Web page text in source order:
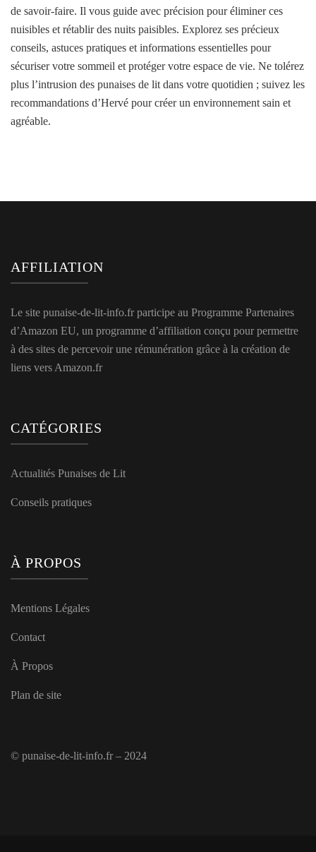
de savoir-faire. Il vous guide avec précision pour éliminer ces
nuisibles et rétablir des nuits paisibles. Explorez ses précieux
conseils, astuces pratiques et informations essentielles pour
sécuriser votre sommeil et protéger votre espace de vie. Ne tolérez
plus l’intrusion des punaises de lit dans votre quotidien ; suivez les
recommandations d’Hervé pour créer un environnement sain et
agréable.
AFFILIATION
Le site punaise-de-lit-info.fr participe au Programme Partenaires
d’Amazon EU, un programme d’affiliation conçu pour permettre
à des sites de percevoir une rémunération grâce à la création de
liens vers Amazon.fr
CATÉGORIES
Actualités Punaises de Lit
Conseils pratiques
À PROPOS
Mentions Légales
Contact
À Propos
Plan de site
© punaise-de-lit-info.fr – 2024